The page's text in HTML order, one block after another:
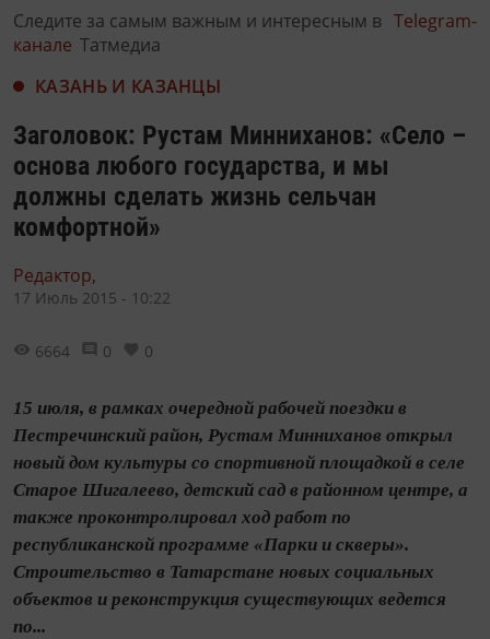
Следите за самым важным и интересным в Telegram-
канале Татмедиа
КАЗАНЬ И КАЗАНЦЫ
Заголовок: Рустам Минниханов: «Село –
основа любого государства, и мы
должны сделать жизнь сельчан
комфортной»
Редактор,
17 Июль 2015 - 10:22
6664 0 0
15 июля, в рамках очередной рабочей поездки в
Пестречинский район, Рустам Минниханов открыл
новый дом культуры со спортивной площадкой в селе
Старое Шигалеево, детский сад в районном центре, а
также проконтролировал ход работ по
республиканской программе «Парки и скверы».
Строительство в Татарстане новых социальных
объектов и реконструкция существующих ведется
по...